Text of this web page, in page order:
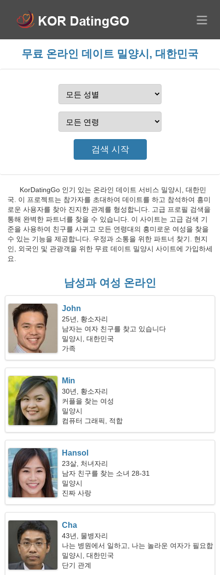
무료 온라인 데이트 밀양시, 대한민국
KorDatingGo 인기 있는 온라인 데이트 서비스 밀양시, 대한민
국. 이 프로젝트는 참가자를 초대하여 데이트를 하고 참석하여 흥미
로운 사용자를 찾아 진지한 관계를 형성합니다. 고급 프로필 검색을
통해 완벽한 파트너를 찾을 수 있습니다. 이 사이트는 고급 검색 기
준을 사용하여 친구를 사귀고 모든 연령대의 흥미로운 여성을 찾을
수 있는 기능을 제공합니다. 우정과 소통을 위한 파트너 찾기. 현지
인, 외국인 및 관광객을 위한 무료 데이트 밀양시 사이트에 가입하세
요.
남성과 여성 온라인
John
25년, 황소자리
남자는 여자 친구를 찾고 있습니다
밀양시, 대한민국
가족
Min
30년, 황소자리
커플을 찾는 여성
밀양시
컴퓨터 그래픽, 적합
Hansol
23살, 처녀자리
남자 친구를 찾는 소녀 28-31
밀양시
진짜 사랑
Cha
43년, 물병자리
나는 병원에서 일하고, 나는 놀라운 여자가 필요합
니다
밀양시, 대한민국
단기 관계